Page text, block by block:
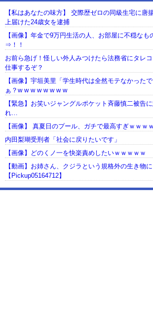
【私はあなたの味方】 交際歴ゼロの同級生宅に唐
上届けた24歳女を逮捕
【画像】年金で9万円生活の人、お部屋に不穏なも
⇒！！
お前ら急げ！怪しい外人みつけたら法務省にタレ
仕事するぞ？
【画像】宇垣美里「学生時代は全然モテなかった
ぁ？w w w w w w w w
【緊急】お笑いジャングルポケット斉藤慎二被告
れ…
【画像】 真夏日のプール、ガチで最高すぎｗｗｗ
内田梨瑚受刑者「社会に戻りたいです」
【画像】どのくノ一を快楽責めしたいｗｗｗｗｗ
【動画】お姉さん、クジラという規格外の生き物
【Pickup05164712】
【動画】USJの禁止エリアに子どもたちが続々乱